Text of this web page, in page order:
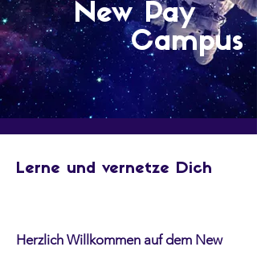
NewPay
Campus
Lerne und vernetze Dich
Herzlich Willkommen auf dem New